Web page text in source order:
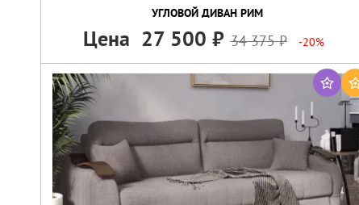
УГЛОВОЙ ДИВАН РИМ
Цена 27 500 34 375 -20%